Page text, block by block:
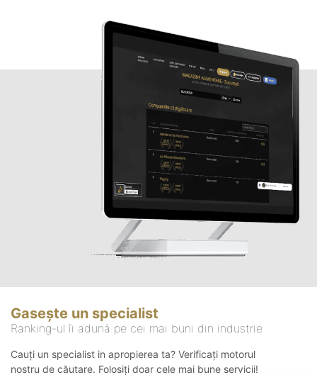
Gasește un specialist
Ranking-ul îi adună pe cei mai buni din industrie
Cauți un specialist in apropierea ta? Verificați motorul
nostru de căutare. Folosiți doar cele mai bune servicii!